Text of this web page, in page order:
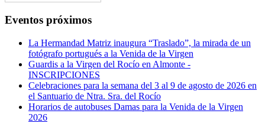
Eventos próximos
La Hermandad Matriz inaugura “Traslado”, la mirada de un
fotógrafo portugués a la Venida de la Virgen
Guardis a la Virgen del Rocío en Almonte -
INSCRIPCIONES
Celebraciones para la semana del 3 al 9 de agosto de 2026 en
el Santuario de Ntra. Sra. del Rocío
Horarios de autobuses Damas para la Venida de la Virgen
2026